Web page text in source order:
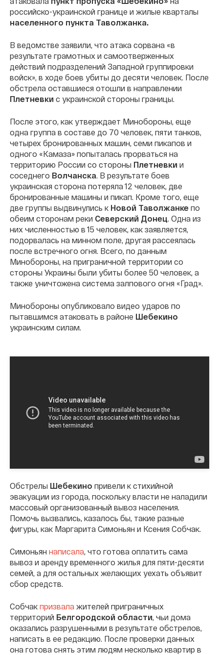
российско-украинской границе и жилые кварталы
населенного пункта Таволжанка.
В ведомстве заявили, что атака сорвана «в
результате грамотных и самоотверженных
действий подразделений Западной группировки
войск», в ходе боев убиты до десяти человек. После
обстрела оставшиеся отошли в направлении
Плетневки с украинской стороны границы.
После этого, как утверждает Минобороны, еще
одна группа в составе до 70 человек, пяти танков,
четырех бронированных машин, семи пикапов и
одного «Камаза» попыталась прорваться на
территорию России со стороны Плетневки и
соседнего Волчанска . В результате боев
украинская сторона потеряла 12 человек, две
бронированные машины и пикап. Кроме того, еще
две группы выдвинулись к Новой Таволжанке по
обеим сторонам реки Северский Донец . Одна из
них численностью в 15 человек, как заявляется,
подорвалась на минном поле, другая рассеялась
после встречного огня. Всего, по данным
Минобороны, на приграничной территории со
стороны Украины были убиты более 50 человек, а
также уничтожена система залпового огня «Град».
Минобороны опубликовало видео ударов по
пытавшимся атаковать в районе Шебекино
украинским силам.
Обстрелы Шебекино привели к стихийной
эвакуации из города, поскольку власти не наладили
массовый организованный вывоз населения.
Помочь вызвались, казалось бы, такие разные
фигуры, как Маргарита Симоньян и Ксения Собчак.
Симоньян написала, что готова оплатить сама
вывоз и аренду временного жилья для пяти-десяти
семей, а для остальных желающих уехать объявит
сбор средств.
Собчак призвала жителей приграничных
территорий Белгородской области, чьи дома
оказались разрушенными в результате обстрелов,
написать в ее редакцию. После проверки данных
она готова снять этим людям несколько квартир в